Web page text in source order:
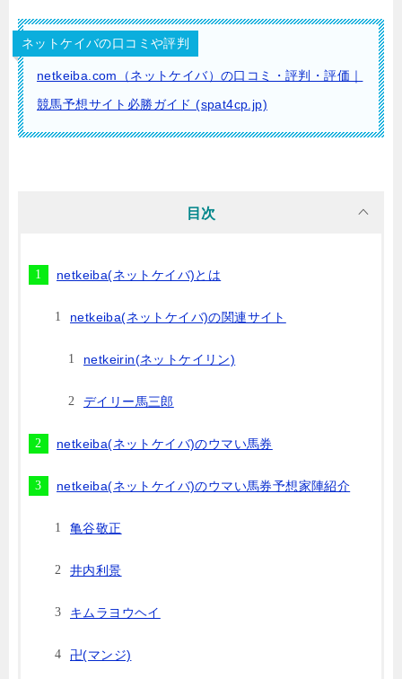
ネットケイバの口コミや評判
netkeiba.com（ネットケイバ）の口コミ・評判・評価｜
競馬予想サイト必勝ガイド (spat4cp.jp)
目次
netkeiba(ネットケイバ)とは
netkeiba(ネットケイバ)の関連サイト
netkeirin(ネットケイリン)
デイリー馬三郎
netkeiba(ネットケイバ)のウマい馬券
netkeiba(ネットケイバ)のウマい馬券予想家陣紹介
亀谷敬正
井内利景
キムラヨウヘイ
卍(マンジ)